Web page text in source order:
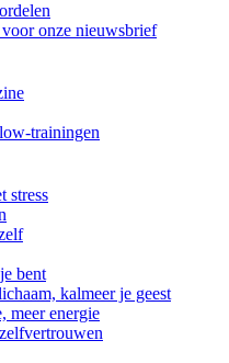
onze nieuwsbrief
trainingen
stress
bent
kalmeer je geest
meer energie